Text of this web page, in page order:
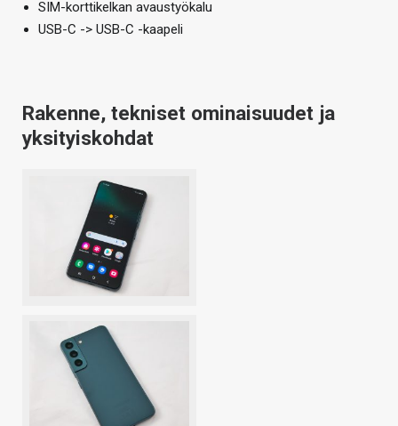
SIM-korttikelkan avaustyökalu
USB-C -> USB-C -kaapeli
Rakenne, tekniset ominaisuudet ja
yksityiskohdat